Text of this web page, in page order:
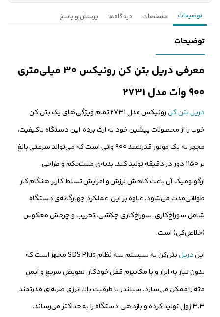
نام
تماس می‌گیرند.
ثبت درخواست مشاوره رایگان
توضیحات مشخصات دیدگاه‌ها پرسش و پاسخ
توضیحات
معرفی دریل بتن کن رونیکس ۳۰ میلی‌متری
۹۰۰ وات مدل 2731
دریل بتن کن
رونیکس مدل 2731 تمام ویژگی‌های یک بتن کن
خوب را از محصولات پیشین خود به ارث برده. این دستگاه باکیفیت،
مجهز به یک موتور قدرتمند ۹۰۰ واتی است که می‌تواند سرعتی بالغ
بر ۱۱۵۰ دور در دقیقه تولید کند. بدنه‌ی مستحکم و طراحی
ارگونومیک آن باعث کاهش لرزش و افزایش تسلط کاربر هنگام کار
طولانی‌مدت می‌شود. علاوه بر این، عملکرد چهارگانه‌ی دستگاه
شامل سوراخ‌کاری، سوراخ‌کاری چکشی، تخریب و چرخش معکوس
(خلاص‌کن) است.
ایندریل
بتن‌کن به سیستم سه نظام SDS Plus مجهز است که
بدون نیاز به ابزار و با مکانیزم قفل خودکار، تعویض سریع و ایمن
مته را ممکن می‌سازد. سیلندر با ظرفیت بالا، انرژی ضربه‌ای قدرتمند
۳.۳ ژول تولید کرده و بازدهی دستگاه را به حداکثر می‌رساند.